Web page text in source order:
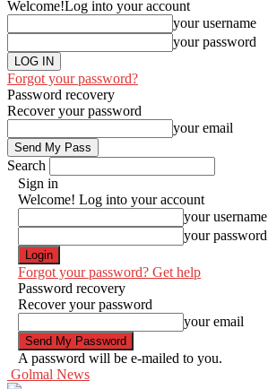
Welcome!Log into your account
your username
your password
Forgot your password?
Password recovery
Recover your password
your email
Search
Sign in
Welcome! Log into your account
your username
your password
Forgot your password? Get help
Password recovery
Recover your password
your email
A password will be e-mailed to you.
Golmal News